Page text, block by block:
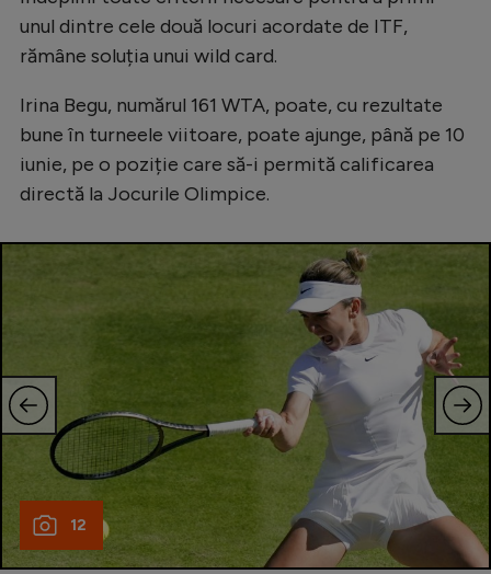
unul dintre cele două locuri acordate de ITF,
rămâne soluția unui wild card.
Irina Begu, numărul 161 WTA, poate, cu rezultate
bune în turneele viitoare, poate ajunge, până pe 10
iunie, pe o poziție care să-i permită calificarea
directă la Jocurile Olimpice.
12